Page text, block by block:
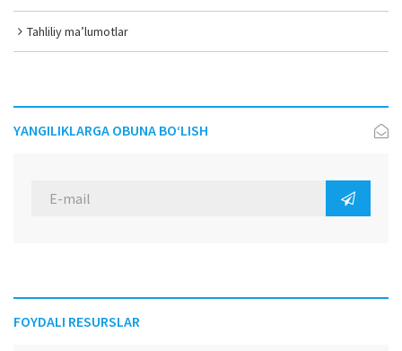
Tahliliy ma’lumotlar
YANGILIKLARGA OBUNA BO‘LISH
FOYDALI RESURSLAR